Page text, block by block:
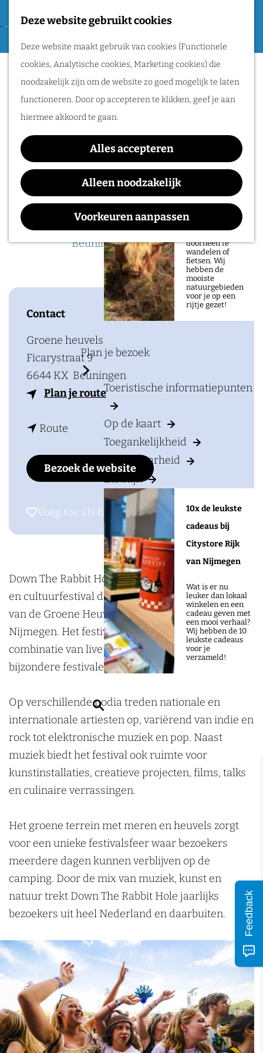
Deze website gebruikt cookies
Deze website maakt gebruik van cookies (Functionele
cookies, Analytische cookies, Marketing cookies) die
noodzakelijk zijn om de website zo goed mogelijk te laten
functioneren. Door op accepteren te klikken, geef je aan
hiermee akkoord te gaan.
Alles accepteren
Alleen noodzakelijk
Voorkeuren aanpassen
a
F
a
v
o
r
i
e
e
M
e
n
u
Routes
Wandelen
Fietsen
Routeplanner
Natuurgebieden
in het Rijk van
natuur in het Rijk
van Nijmegen is
doorheen te
wandelen of
fietsen. Wij
hebben de
mooiste
natuurgebieden
voor je op een
rijtje gezet!
Plan je bezoek
Toeristische informatiepunten
Op de kaart
Toegankelijkheid
Bereikbaarheid
Zakelijk
10x de leukste
cadeaus bij
Citystore Rijk
van Nijmegen
Wat is er nu
leuker dan lokaal
winkelen en een
cadeau geven met
een mooi verhaal?
Wij hebben de 10
leukste cadeaus
voor je
verzameld!
Z
o
e
k
e
n
Sorry, deze activiteit is niet meer
beschikbaar. Bekijk hetactuele aanbodvoor
de beschikbare opties.
Down the Rabbit Hole in
Ewijk
Beuningen
Wanneer:
t/m 5 juli
Contact
Groene heuvels
Ficarystraat 9
6644 KX Beuningen
Plan je routen
a
a
r
D
o
w
h
e
R
a
b
b
i
t
o
l
e
i
n
E
i
j
k
Route
a
r
o
w
h
e
R
a
b
b
t
H
o
l
e
E
w
i
j
k
Bezoek de website
Voeg toe als favoriet
Voeg toe als favoriet
Down The Rabbit Hole is een meerdaags muziek-
en cultuurfestival dat plaatsvindt op het terrein
van de Groene Heuvels bij Ewijk, vlak bij
Nijmegen. Het festival staat bekend om zijn
combinatie van live muziek, kunst, theater en
bijzondere festivalervaringen.
Op verschillende podia treden nationale en
internationale artiesten op, variërend van indie en
rock tot elektronische muziek en pop. Naast
muziek biedt het festival ook ruimte voor
kunstinstallaties, creatieve projecten, films, talks
en culinaire verrassingen.
Het groene terrein met meren en heuvels zorgt
voor een unieke festivalsfeer waar bezoekers
meerdere dagen kunnen verblijven op de
camping. Door de mix van muziek, kunst en
natuur trekt Down The Rabbit Hole jaarlijks
bezoekers uit heel Nederland en daarbuiten.
Feedback